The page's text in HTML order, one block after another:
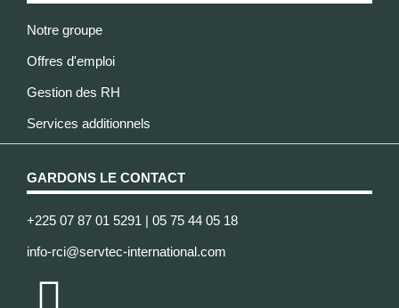
Notre groupe
Offres d'emploi
Gestion des RH
Services additionnels
GARDONS LE CONTACT
+225 07 87 01 5291 | 05 75 44 05 18
info-rci@servtec-international.com